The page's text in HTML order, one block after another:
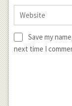
Save my
next time I